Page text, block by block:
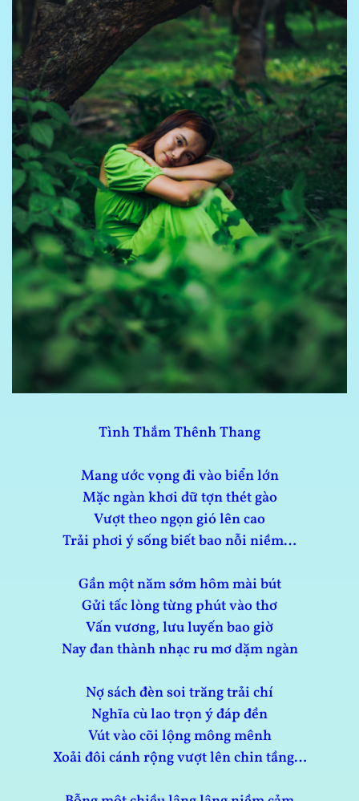
Tình Thắm Thênh Thang
Mang ước vọng đi vào biển lớn
Mặc ngàn khơi dữ tợn thét gào
Vượt theo ngọn gió lên cao
Trải phơi ý sống biết bao nỗi niềm…
Gần một năm sớm hôm mài bút
Gửi tấc lòng từng phút vào thơ
Vấn vương, lưu luyến bao giờ
Nay đan thành nhạc ru mơ dặm ngàn
Nợ sách đèn soi trăng trải chí
Nghĩa cù lao trọn ý đáp đền
Vút vào cõi lộng mông mênh
Xoải đôi cánh rộng vượt lên chin tầng…